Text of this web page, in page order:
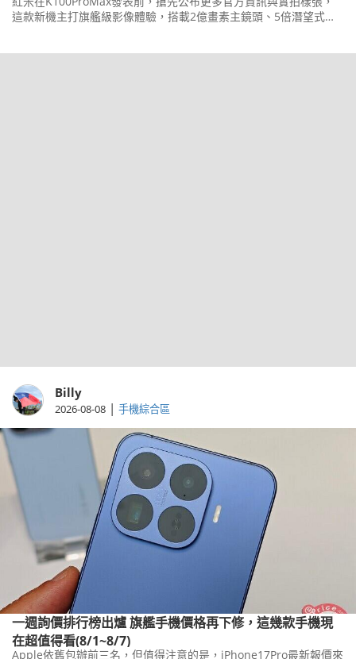
這款新機主打旗艦級影像體驗，搭載2億畫素主鏡頭、5倍潛望式長
Billy
2026-08-08 | 手機綜合區
一週詢價排行榜出爐 旗艦手機價格再下修，這幾款手機現
在超值得看(8/1~8/7)
Apple依舊包辦前三名，但值得注意的是，iPhone17Pro最新報價來